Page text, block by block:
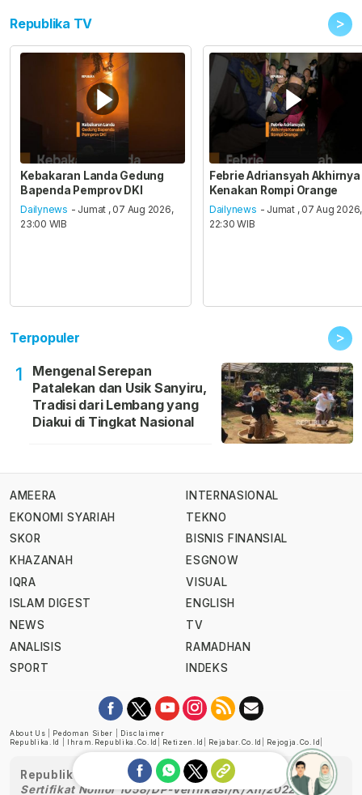
Republika TV >
Kebakaran Landa Gedung
Bapenda Pemprov DKI
Dailynews - Jumat , 07 Aug 2026,
23:00 WIB
Febrie Adriansyah Akhirnya
Kenakan Rompi Orange
Dailynews - Jumat , 07 Aug 2026,
22:30 WIB
Terpopuler >
1
Mengenal Serepan
Patalekan dan Usik Sanyiru,
Tradisi dari Lembang yang
Diakui di Tingkat Nasional
AMEERA
EKONOMI SYARIAH
SKOR
KHAZANAH
IQRA
ISLAM DIGEST
NEWS
ANALISIS
SPORT
INTERNASIONAL
TEKNO
BISNIS FINANSIAL
ESGNOW
VISUAL
ENGLISH
TV
RAMADHAN
INDEKS
About Us Pedoman Siber
Disclaimer
Republika.id
Ihram.republika.co.id Retizen.id Rejabar.co.id Rejogja.co.id
Republika telah diverifikasi oleh Dewan Pers
Sertifikat Nomor 1058/DP-Verifikasi/K/XII/2022